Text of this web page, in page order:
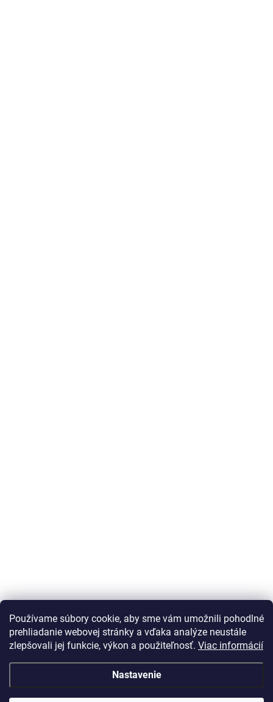
Používame súbory cookie, aby sme vám umožnili pohodlné
prehliadanie webovej stránky a vďaka analýze neustále
zlepšovali jej funkcie, výkon a použiteľnosť. Viac informácií
Nastavenie
Vážený zákazník Info o DOT pneu nepodávame, vek
DOT starší zobrazí sa v detaile pneumatiky. Na Vaše